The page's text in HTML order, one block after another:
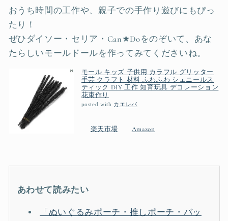
おうち時間の工作や、親子での手作り遊びにもぴっ
たり！
ぜひダイソー・セリア・Can★Doをのぞいて、あな
たらしいモールドールを作ってみてくださいね。
モール キッズ 子供用 カラフル グリッター
手芸 クラフト 材料 ふわふわ シェニールス
ティック DIY 工作 知育玩具 デコレーション
花束作り
posted with カエレバ
楽天市場 Amazon
あわせて読みたい
「ぬいぐるみポーチ・推しポーチ・バッ